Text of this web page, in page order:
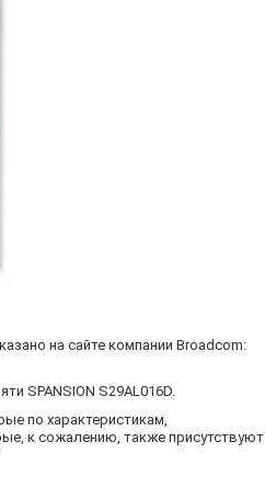
на сайте компании Broadcom:
SPANSION S29AL016D.
по характеристикам,
к сожалению, также присутствуют